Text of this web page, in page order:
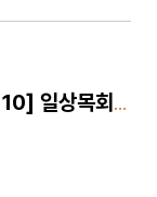
[밀알 아카데미 10] 일상목회와 신학적 성찰